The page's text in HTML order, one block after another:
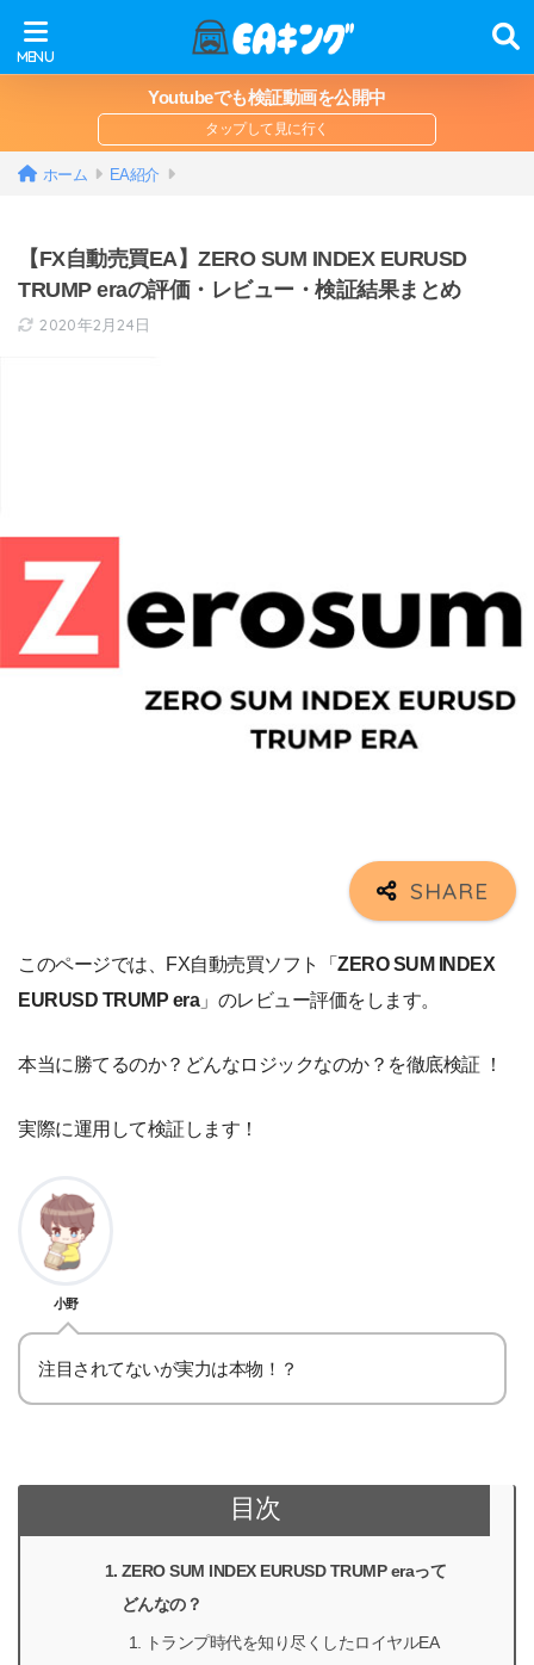
Youtubeでも検証動画を公開中
ホーム EA紹介
【FX自動売買EA】ZERO SUM INDEX EURUSD
TRUMP eraの評価・レビュー・検証結果まとめ
2020年2月24日
このページでは、FX自動売買ソフト「 ZERO SUM INDEX
EURUSD TRUMP era」のレビュー評価をします。
本当に勝てるのか？どんなロジックなのか？を徹底検証 ！
実際に運用して検証します！
小野
注目されてないが実力は本物！？
目次
ZERO SUM INDEX EURUSD TRUMP eraって
どんなの？
トランプ時代を知り尽くしたロイヤルEA